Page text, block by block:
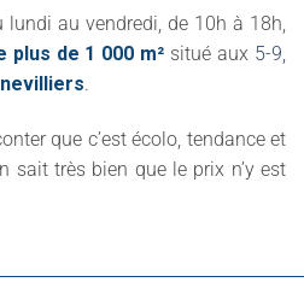
au vendredi, de 10h à 18h,
plus de 1 000 m² situé aux 5-9,
.
que c’est écolo, tendance et
sait très bien que le prix n’y est